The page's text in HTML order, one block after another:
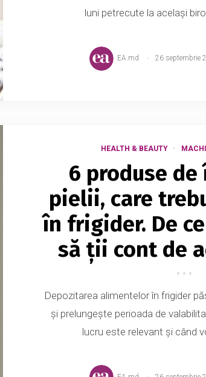
luni petrecute la același
EA.md 26 septembrie
HEALTH & BEAUTY
6 produse
pielii, care
în frigider. De
să ții cont de
Depozitarea alimentelor în frigider
și prelungește perioada de
lucru este relevant și când